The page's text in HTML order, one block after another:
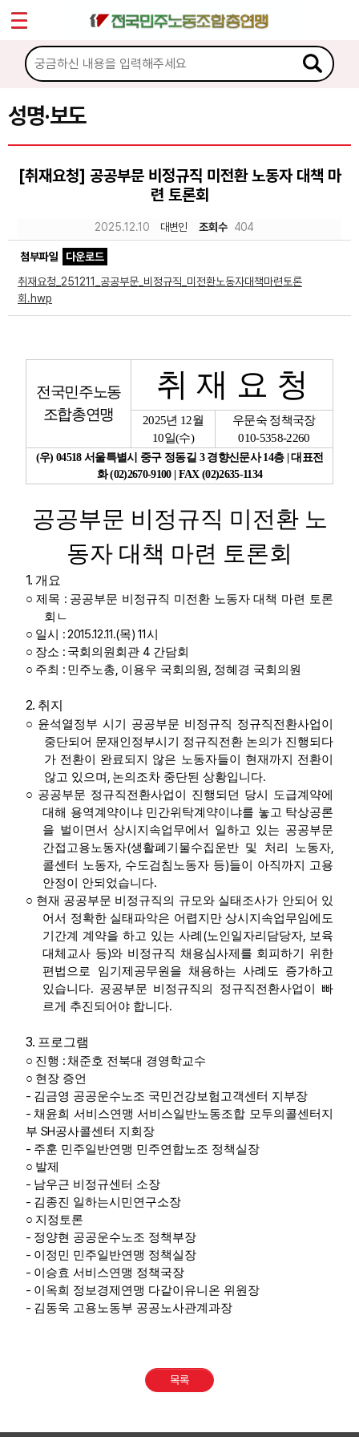
성명·보도
[취재요청] 공공부문 비정규직 미전환 노동자 대책 마
련 토론회
2025.12.10 대변인 조회수 404
첨부파일
다운로드
취재요청_251211_공공부문_비정규직_미전환노동자대책마련토론
회.hwp
전국민주노동
조합총연맹
취 재 요 청
2025년 12월
10일(수)
우문숙 정책국장
010-5358-2260
(우) 04518서울특별시 중구 정동길 3 경향신문사14층 |대표전
화(02)2670-9100 | FAX (02)2635-1134
공공부문 비정규직 미전환 노
동자 대책 마련 토론회
1. 개요
○제목 : 공공부문 비정규직 미전환 노동자 대책 마련 토론
회ㄴ
○ 일시 : 2015.12.11.(목) 11시
○ 장소 : 국회의원회관 4 간담회
○ 주최 : 민주노총, 이용우 국회의원 , 정혜경 국회의원
2. 취지
○ 윤석열정부 시기 공공부문 비정규직 정규직전환사업이
중단되어 문재인정부시기 정규직전환 논의가 진행되다
가 전환이 완료되지 않은 노동자들이 현재까지 전환이
않고 있으며 , 논의조차 중단된 상황입니다.
○ 공공부문 정규직전환사업이 진행되던 당시 도급계약에
대해 용역계약이냐 민간위탁계약이냐를 놓고 탁상공론
을 벌이면서 상시지속업무에서 일하고 있는 공공부문
간접고용노동자(생활폐기물수집운반 및 처리 노동자,
콜센터 노동자, 수도검침노동자 등)들이 아직까지 고용
안정이 안되었습니다.
○ 현재 공공부문 비정규직의 규모와 실태조사가 안되어 있
어서 정확한 실태파악은 어렵지만 상시지속업무임에도
기간계 계약을 하고 있는 사례 (노인일자리담당자, 보육
대체교사 등)와 비정규직 채용심사제를 회피하기 위한
편법으로 임기제공무원을 채용하는 사례도 증가하고
있습니다. 공공부문 비정규직의 정규직전환사업이 빠
르게 추진되어야 합니다.
3. 프로그램
○ 진행 :채준호 전북대 경영학교수
○ 현장 증언
- 김금영 공공운수노조 국민건강보험고객센터 지부장
-채윤희 서비스연맹 서비스일반노동조합 모두의콜센터지
부 SH공사콜센터 지회장
- 주훈 민주일반연맹 민주연합노조 정책실장
○ 발제
- 남우근 비정규센터 소장
- 김종진 일하는시민연구소장
○ 지정토론
- 정양현 공공운수노조 정책부장
- 이정민 민주일반연맹 정책실장
- 이승효 서비스연맹 정책국장
- 이옥희 정보경제연맹 다같이유니온 위원장
- 김동욱 고용노동부 공공노사관계과장
목록
마이페이지
소개
소식
공지사항
성명·보도
노동상담
자료
업무
Sketchbook5, 스케치북5
Sketchbook5, 스케치북5